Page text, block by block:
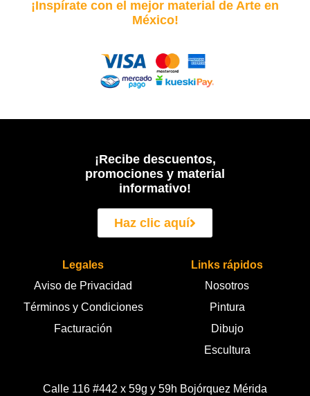
¡Inspírate con el mejor material de Arte en
México!
¡Recibe descuentos,
promociones y material
informativo!
Haz clic aquí
Legales
Aviso de Privacidad
Términos y Condiciones
Facturación
Links rápidos
Nosotros
Pintura
Dibujo
Escultura
Calle 116 #442 x 59g y 59h Bojórquez Mérida